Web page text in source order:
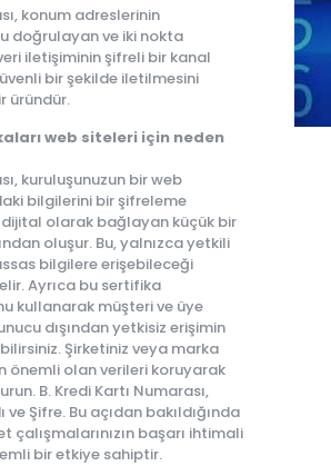
konum adreslerinin
doğrulayan ve iki nokta
iletişiminin şifreli bir kanal
bir şekilde iletilmesini
üründür.
web siteleri için neden
kuruluşunuzun bir web
bilgilerini bir şifreleme
olarak bağlayan küçük bir
oluşur. Bu, yalnızca yetkili
bilgilere erişebileceği
Ayrıca bu sertifika
kullanarak müşteri ve üye
dışından yetkisiz erişimin
Şirketiniz veya marka
önemli olan verileri koruyarak
B. Kredi Kartı Numarası,
ve Şifre. Bu açıdan bakıldığında
çalışmalarınızın başarı ihtimali
bir etkiye sahiptir.